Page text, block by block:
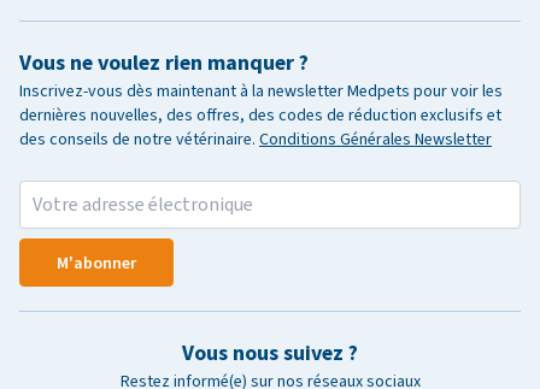
Vous ne voulez rien manquer ?
Inscrivez-vous dès maintenant à la newsletter Medpets pour voir les
dernières nouvelles, des offres, des codes de réduction exclusifs et
des conseils de notre vétérinaire. Conditions Générales Newsletter
M'abonner
Vous nous suivez ?
Restez informé(e) sur nos réseaux sociaux